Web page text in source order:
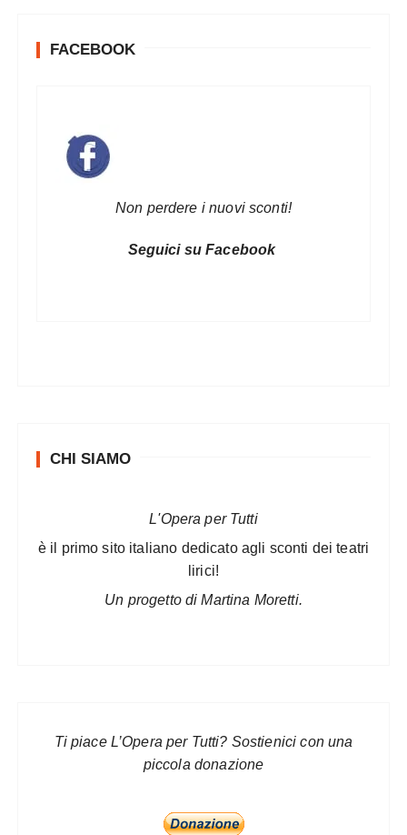
FACEBOOK
Non perdere i nuovi sconti!
Seguici su Facebook
CHI SIAMO
L'Opera per Tutti
è il primo sito italiano dedicato agli sconti dei teatri
lirici!
Un progetto di Martina Moretti.
Ti piace L’Opera per Tutti? Sostienici con una
piccola donazione